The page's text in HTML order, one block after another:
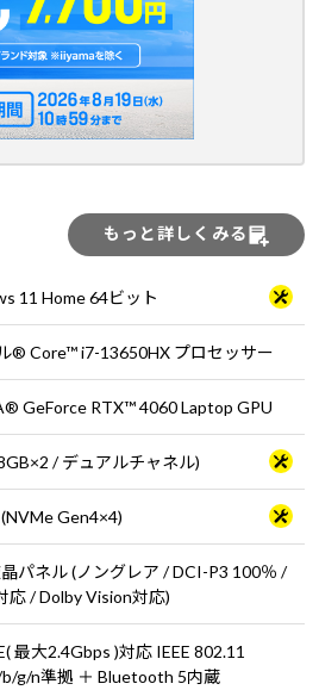
もっと詳しくみる
11 Home 64ビット
® Core™ i7-13650HX プロセッサー
GeForce RTX™ 4060 Laptop GPU
/ デュアルチャネル)
Gen4×4)
パネル (ノングレア / DCI-P3 100％ /
応 / Dolby Vision対応)
最大2.4Gbps )対応 IEEE 802.11
g/n準拠 ＋ Bluetooth 5内蔵